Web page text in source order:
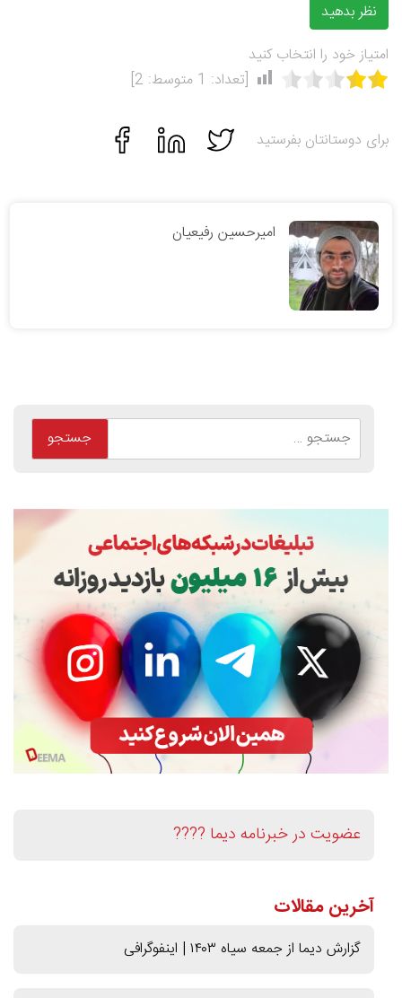
نظر بدهید
امتیاز خود را انتخاب کنید
[تعداد: 1 متوسط: 2
]
برای دوستانتان بفرستید
امیرحسین رفیعیان
جستجو
برای:
عضویت در خبرنامه دیما ????
آخرین مقالات
گزارش دیما از جمعه سیاه ۱۴۰۳ | اینفوگرافی